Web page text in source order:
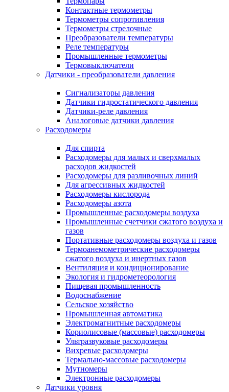
Контактные термометры
Термометры сопротивления
Термометры стрелочные
Преобразователи температуры
Реле температуры
Промышленные термометры
Термовыключатели
Датчики - преобразователи давления
Сигнализаторы давления
Датчики гидростатического давления
Датчики-реле давления
Аналоговые датчики давления
Расходомеры
Для спирта
Расходомеры для малых и сверхмалых
расходов жидкостей
Расходомеры для разливочных линий
Для агрессивных жидкостей
Расходомеры кислорода
Расходомеры азота
Промышленные расходомеры воздуха
Промышленные счетчики сжатого воздуха и
газов
Портативные расходомеры воздуха и газов
Термоанемометрические расходомеры
сжатого воздуха и инертных газов
Вентиляция и кондиционирование
Экология и гидрометеорология
Пищевая промышленность
Водоснабжение
Сельское хозяйство
Промышленная автоматика
Электромагнитные расходомеры
Кориолисовые (массовые) расходомеры
Ультразвуковые расходомеры
Вихревые расходомеры
Термально-массовые расходомеры
Мутномеры
Электронные расходомеры
Датчики уровня